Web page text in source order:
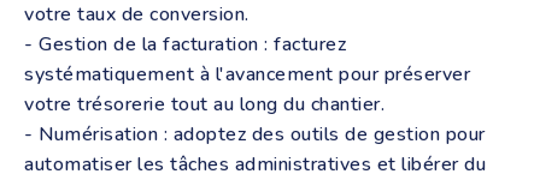
votre taux de conversion.
- Gestion de la facturation : facturez
systématiquement à l'avancement pour préserver
votre trésorerie tout au long du chantier.
- Numérisation : adoptez des outils de gestion pour
automatiser les tâches administratives et libérer du